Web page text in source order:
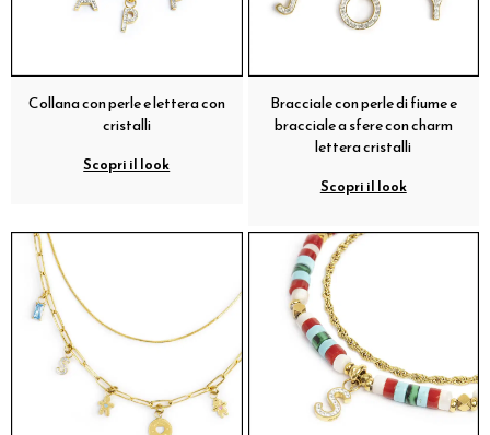
Collana con perle e lettera con
cristalli
Scopri il look
Bracciale con perle di fiume e
bracciale a sfere con charm
lettera cristalli
Scopri il look